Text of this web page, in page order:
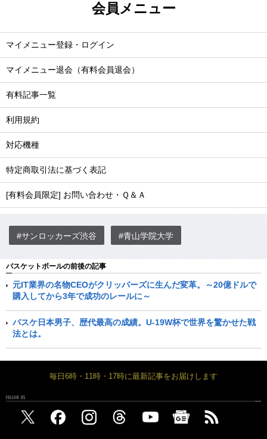
会員メニュー
マイメニュー登録・ログイン
マイメニュー退会（有料会員退会）
有料記事一覧
利用規約
対応機種
特定商取引法に基づく表記
[有料会員限定] お問い合わせ・Ｑ＆Ａ
#サンロッカーズ渋谷 #青山学院大学
バスケットボールの前後の記事
元IT業界の名物CEOがクリッパーズに生んだ変革。～20億ドルで
購入してから3年で成功のレールに～
バスケ日本男子、歴代最高の成績。U-19W杯で世界を驚かせた戦
法とは。
毎日6時・11時・17時に最新記事をお届けします
FOLLOW US